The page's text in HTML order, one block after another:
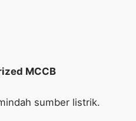
MCCB
sumber listrik.